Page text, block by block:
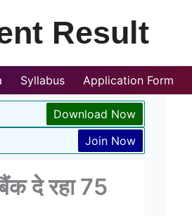
Result
Syllabus Application Form
Download Now
Join Now
दे रहा 75